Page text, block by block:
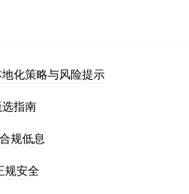
化策略与风险提示
指南
规低息
规安全